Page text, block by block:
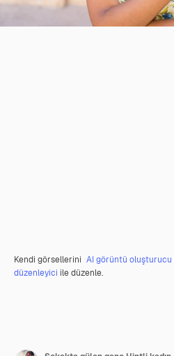
Kendi görsellerini AI görüntü oluşturucu
düzenleyici ile düzenle.